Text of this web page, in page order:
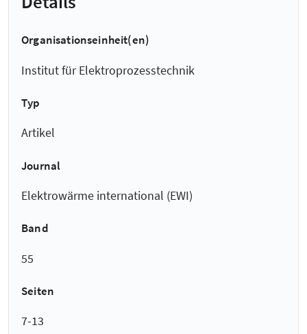
Organisationseinheit(en)
Institut für Elektroprozesstechnik
Typ
Artikel
Journal
Elektrowärme international (EWI)
Band
55
Seiten
7-13